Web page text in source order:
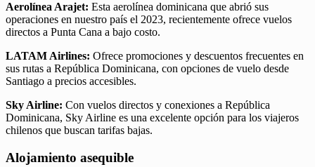
Aerolínea Arajet: Esta aerolínea dominicana que abrió sus
operaciones en nuestro país el 2023, recientemente ofrece vuelos
directos a Punta Cana a bajo costo.
LATAM Airlines: Ofrece promociones y descuentos frecuentes en
sus rutas a República Dominicana, con opciones de vuelo desde
Santiago a precios accesibles.
Sky Airline: Con vuelos directos y conexiones a República
Dominicana, Sky Airline es una excelente opción para los viajeros
chilenos que buscan tarifas bajas.
Alojamiento asequible